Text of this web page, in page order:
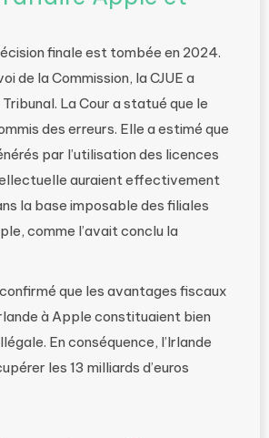
finale est tombée en 2024.
de la Commission, la CJUE a
Tribunal. La Cour a statué que le
des erreurs. Elle a estimé que
par l’utilisation des licences
auraient effectivement
la base imposable des filiales
comme l’avait conclu la
confirmé que les avantages fiscaux
à Apple constituaient bien
En conséquence, l’Irlande
les 13 milliards d’euros